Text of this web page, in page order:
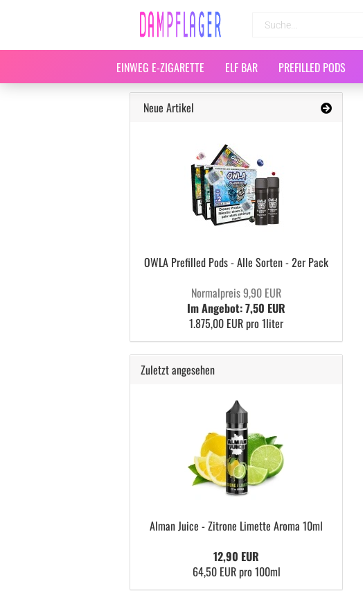
EINWEG E-ZIGARETTE ELF BAR PREFILLED PODS
Neue Artikel
OWLA Prefilled Pods - Alle Sorten - 2er Pack
Normalpreis 9,90 EUR
Im Angebot: 7,50 EUR
1.875,00 EUR pro 1liter
Zuletzt angesehen
Alman Juice - Zitrone Limette Aroma 10ml
12,90 EUR
64,50 EUR pro 100ml